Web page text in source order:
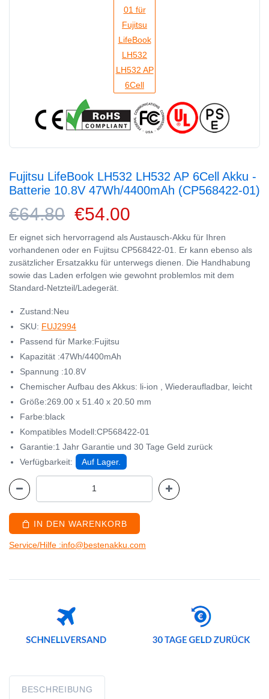
Fujitsu LifeBook LH532 LH532 AP 6Cell Akku -
Batterie 10.8V 47Wh/4400mAh (CP568422-01)
€64.80 €54.00
Er eignet sich hervorragend als Austausch-Akku für Ihren
vorhandenen oder en Fujitsu CP568422-01. Er kann ebenso als
zusätzlicher Ersatzakku für unterwegs dienen. Die Handhabung
sowie das Laden erfolgen wie gewohnt problemlos mit dem
Standard-Netzteil/Ladegerät.
Zustand:Neu
SKU: FUJ2994
Passend für Marke:Fujitsu
Kapazität :47Wh/4400mAh
Spannung :10.8V
Chemischer Aufbau des Akkus: li-ion , Wiederaufladbar, leicht
Größe:269.00 x 51.40 x 20.50 mm
Farbe:black
Kompatibles Modell:CP568422-01
Garantie:1 Jahr Garantie und 30 Tage Geld zurück
Verfügbarkeit:
Auf Lager.
IN DEN WARENKORB
Service/Hilfe :info@bestenakku.com
BESCHREIBUNG